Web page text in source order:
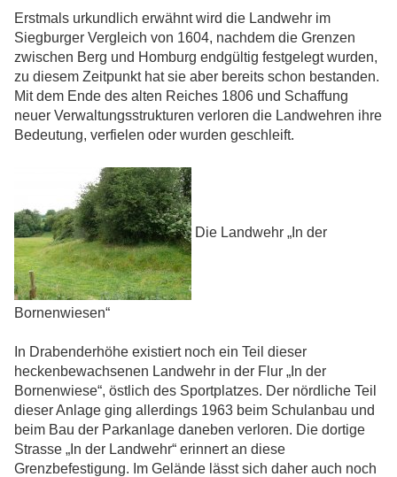
Erstmals urkundlich erwähnt wird die Landwehr im
Siegburger Vergleich von 1604, nachdem die Grenzen
zwischen Berg und Homburg endgültig festgelegt wurden,
zu diesem Zeitpunkt hat sie aber bereits schon bestanden.
Mit dem Ende des alten Reiches 1806 und Schaffung
neuer Verwaltungsstrukturen verloren die Landwehren ihre
Bedeutung, verfielen oder wurden geschleift.
Die Landwehr „In der
Bornenwiesen“
In Drabenderhöhe existiert noch ein Teil dieser
heckenbewachsenen Landwehr in der Flur „In der
Bornenwiese“, östlich des Sportplatzes. Der nördliche Teil
dieser Anlage ging allerdings 1963 beim Schulanbau und
beim Bau der Parkanlage daneben verloren. Die dortige
Strasse „In der Landwehr“ erinnert an diese
Grenzbefestigung. Im Gelände lässt sich daher auch noch